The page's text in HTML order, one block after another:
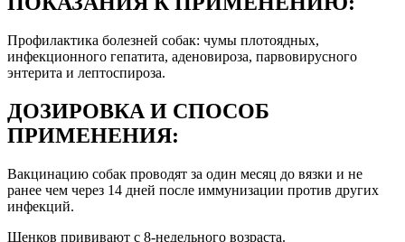
Профилактика болезней собак: чумы плотоядных,
инфекционного гепатита, аденовироза, парвовирусного
энтерита и лептоспироза.
ДОЗИРОВКА И СПОСОБ
ПРИМЕНЕНИЯ:
Вакцинацию собак проводят за один месяц до вязки и не
ранее чем через 14 дней после иммунизации против других
инфекций.
Щенков прививают с 8-недельного возраста.